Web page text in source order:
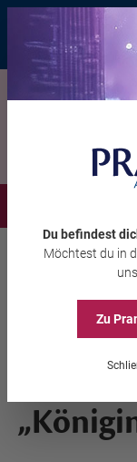
Bis zu 20 € Rabatt*
Aura-Soma®
Du befindest
Möchtest du in
Zu